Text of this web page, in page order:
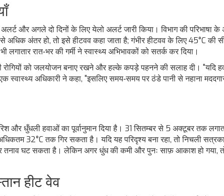
और अगले दो दिनों के लिए येलो अलर्ट जारी किया। विभाग की परिभाषा
अंतर हो, तो इसे हीटवव कहा जाता है; गंभीर हीटवव के लिए 45°C की
लगातार रात‑भर की गर्मी ने स्वास्थ्य अभिभावकों को सतर्क कर दिया।
रोगियों को जलयोजन बनाए रखने और हल्के कपड़े पहनने की सलाह दी। "यदि
स्वास्थ्य अधिकारी ने कहा, "इसलिए समय‑समय पर ठंडे पानी से नहाना
और धुँधली हवाओं का पूर्वानुमान दिया है। 31 सितम्बर से 5 अक्टूबर तक
32°C तक गिर सकता है। यदि यह परिदृश्य बना रहा, तो निचली
तनाव घट सकता है। लेकिन अगर धुंध की कमी और पुनः साफ़ आकाश हो गया,
हीट वेव